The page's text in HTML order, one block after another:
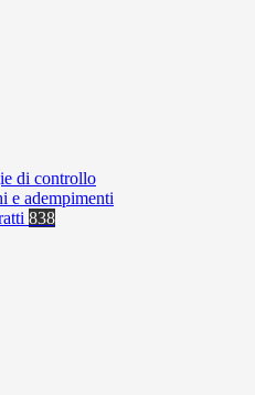
di controllo
e adempimenti
838